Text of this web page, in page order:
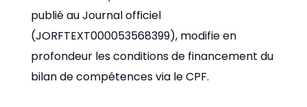
publié au Journal officiel
(JORFTEXT000053568399), modifie en
profondeur les conditions de financement du
bilan de compétences via le CPF.